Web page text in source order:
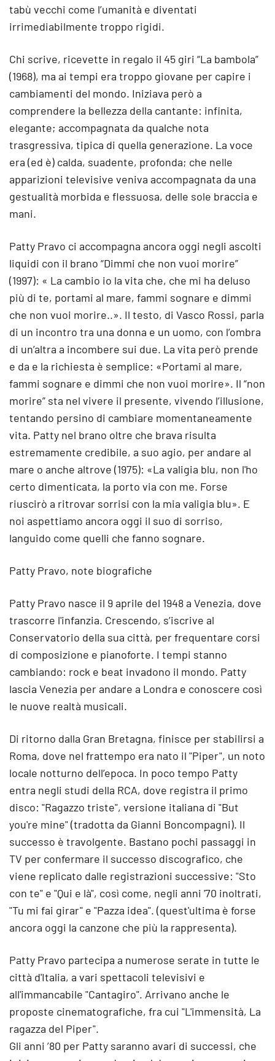
tabù vecchi come l’umanità e diventati
irrimediabilmente troppo rigidi.
Chi scrive, ricevette in regalo il 45 giri “La bambola”
(1968), ma ai tempi era troppo giovane per capire i
cambiamenti del mondo. Iniziava però a
comprendere la bellezza della cantante: infinita,
elegante; accompagnata da qualche nota
trasgressiva, tipica di quella generazione. La voce
era (ed è) calda, suadente, profonda; che nelle
apparizioni televisive veniva accompagnata da una
gestualità morbida e flessuosa, delle sole braccia e
mani.
Patty Pravo ci accompagna ancora oggi negli ascolti
liquidi con il brano “Dimmi che non vuoi morire”
(1997): « La cambio io la vita che, che mi ha deluso
più di te, portami al mare, fammi sognare e dimmi
che non vuoi morire..». Il testo, di Vasco Rossi, parla
di un incontro tra una donna e un uomo, con l’ombra
di un’altra a incombere sui due. La vita però prende
e da e la richiesta è semplice: «Portami al mare,
fammi sognare e dimmi che non vuoi morire». Il “non
morire” sta nel vivere il presente, vivendo l’illusione,
tentando persino di cambiare momentaneamente
vita. Patty nel brano oltre che brava risulta
estremamente credibile, a suo agio, per andare al
mare o anche altrove (1975): «La valigia blu, non l'ho
certo dimenticata, la porto via con me. Forse
riuscirò a ritrovar sorrisi con la mia valigia blu». E
noi aspettiamo ancora oggi il suo di sorriso,
languido come quelli che fanno sognare.
Patty Pravo, note biografiche
Patty Pravo nasce il 9 aprile del 1948 a Venezia, dove
trascorre l'infanzia. Crescendo, s’iscrive al
Conservatorio della sua città, per frequentare corsi
di composizione e pianoforte. I tempi stanno
cambiando: rock e beat invadono il mondo. Patty
lascia Venezia per andare a Londra e conoscere così
le nuove realtà musicali.
Di ritorno dalla Gran Bretagna, finisce per stabilirsi a
Roma, dove nel frattempo era nato il "Piper", un noto
locale notturno dell’epoca. In poco tempo Patty
entra negli studi della RCA, dove registra il primo
disco: "Ragazzo triste", versione italiana di "But
you're mine" (tradotta da Gianni Boncompagni). Il
successo è travolgente. Bastano pochi passaggi in
TV per confermare il successo discografico, che
viene replicato dalle registrazioni successive: "Sto
con te" e "Qui e là", così come, negli anni '70 inoltrati,
"Tu mi fai girar" e "Pazza idea". (quest'ultima è forse
ancora oggi la canzone che più la rappresenta).
Patty Pravo partecipa a numerose serate in tutte le
città d'Italia, a vari spettacoli televisivi e
all'immancabile "Cantagiro". Arrivano anche le
proposte cinematografiche, fra cui "L'immensità, La
ragazza del Piper".
Gli anni ’80 per Patty saranno avari di successi, che